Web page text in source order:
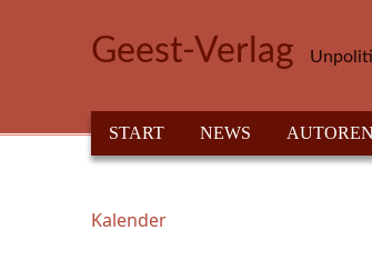
Geest-Verlag
HAUPTMENÜ
START NEWS AUTOREN
Sie sind hier
Kalender